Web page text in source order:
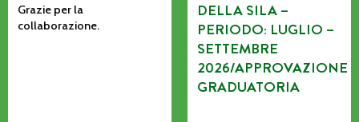
Grazie per la
collaborazione.
DELLA SILA –
PERIODO: LUGLIO –
SETTEMBRE
2026/APPROVAZIONE
GRADUATORIA